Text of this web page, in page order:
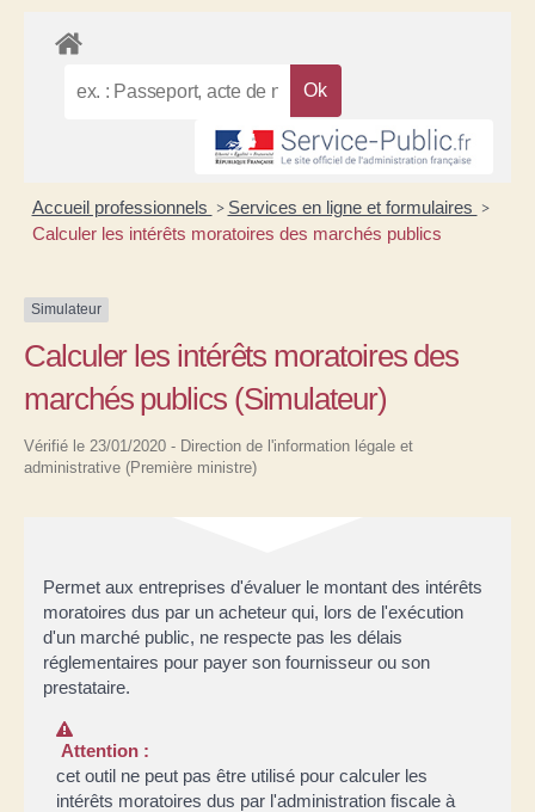
Accueil professionnels > Services en ligne et formulaires >
Calculer les intérêts moratoires des marchés publics
Simulateur
Calculer les intérêts moratoires des
marchés publics (Simulateur)
Vérifié le 23/01/2020 - Direction de l'information légale et
administrative (Première ministre)
Permet aux entreprises d'évaluer le montant des intérêts
moratoires dus par un acheteur qui, lors de l'exécution
d'un marché public, ne respecte pas les délais
réglementaires pour payer son fournisseur ou son
prestataire.
Attention :
cet outil ne peut pas être utilisé pour calculer les
intérêts moratoires dus par l'administration fiscale à